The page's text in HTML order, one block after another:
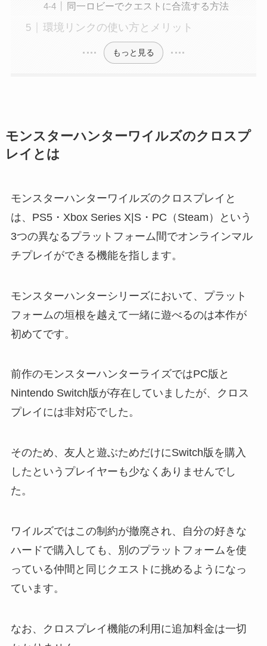
同一ロビーでクエストに合流する方法
環境リンクの使い方とメリット
もっと見る
モンスターハンターワイルズのクロスプ
レイとは
モンスターハンターワイルズのクロスプレイと
は、PS5・Xbox Series X|S・PC（Steam）という
3つの異なるプラットフォーム間でオンラインマル
チプレイができる機能を指します。
モンスターハンターシリーズにおいて、プラット
フォームの垣根を越えて一緒に遊べるのは本作が
初めてです。
前作のモンスターハンターライズではPC版と
Nintendo Switch版が存在していましたが、クロス
プレイには非対応でした。
そのため、友人と遊ぶためだけにSwitch版を購入
したというプレイヤーも少なくありませんでし
た。
ワイルズではこの制約が撤廃され、自分の好きな
ハードで購入しても、別のプラットフォームを使
っている仲間と同じクエストに挑めるようになっ
ています。
なお、クロスプレイ機能の利用に追加料金は一切